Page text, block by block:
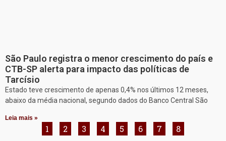
São Paulo registra o menor crescimento do país e
CTB-SP alerta para impacto das políticas de
Tarcísio
Estado teve crescimento de apenas 0,4% nos últimos 12 meses,
abaixo da média nacional, segundo dados do Banco Central São
Leia mais »
1 2 3 4 5 6 7 8